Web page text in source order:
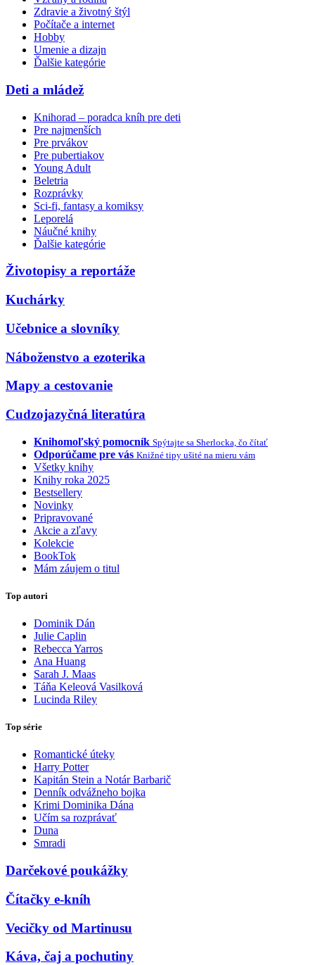
Zdravie a životný štýl
Počítače a internet
Hobby
Umenie a dizajn
Ďalšie kategórie
Deti a mládež
Knihorad – poradca kníh pre deti
Pre najmenších
Pre prvákov
Pre pubertiakov
Young Adult
Beletria
Rozprávky
Sci-fi, fantasy a komiksy
Leporelá
Náučné knihy
Ďalšie kategórie
Životopisy a reportáže
Kuchárky
Učebnice a slovníky
Náboženstvo a ezoterika
Mapy a cestovanie
Cudzojazyčná literatúra
Knihomoľský pomocník Spýtajte sa Sherlocka, čo čítať
Odporúčame pre vás Knižné tipy ušité na mieru vám
Všetky knihy
Knihy roka 2025
Bestsellery
Novinky
Pripravované
Akcie a zľavy
Kolekcie
BookTok
Mám záujem o titul
Top autori
Dominik Dán
Julie Caplin
Rebecca Yarros
Ana Huang
Sarah J. Maas
Táňa Keleová Vasilková
Lucinda Riley
Top série
Romantické úteky
Harry Potter
Kapitán Stein a Notár Barbarič
Denník odvážneho bojka
Krimi Dominika Dána
Učím sa rozprávať
Duna
Smradi
Darčekové poukážky
Čítačky e-kníh
Vecičky od Martinusu
Káva, čaj a pochutiny